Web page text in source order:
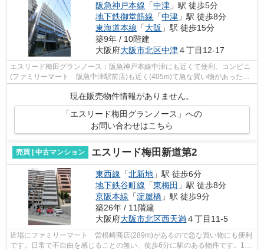
阪急神戸本線 「中津 」駅 徒歩5分
地下鉄御堂筋線 「中津 」駅 徒歩8分
東海道本線 「大阪 」駅 徒歩15分
築9年 / 10階建
大阪府大阪市北区中津４丁目12-17
エスリード梅田グランノース：阪急神戸本線中津にも近くて便利。コンビニ
(ファミリーマート 阪急中津駅前店)も近く(405m)て急な買い物があった時
にも便利です。中古でありながら、室...
現在販売物件情報がありません。
「エスリード梅田グランノース」への
お問い合わせはこちら
売買 | 中古マンション エスリード梅田新道第2
東西線 「北新地 」駅 徒歩6分
地下鉄谷町線 「東梅田 」駅 徒歩8分
京阪本線 「淀屋橋 」駅 徒歩9分
築26年 / 11階建
大阪府大阪市北区西天満４丁目11-5
近場にファミリーマート 曽根崎商店(289m)があるので急な買い物にも便利
です。日常で不自由を感じることの無い、徒歩6分に駅のある物件です。11